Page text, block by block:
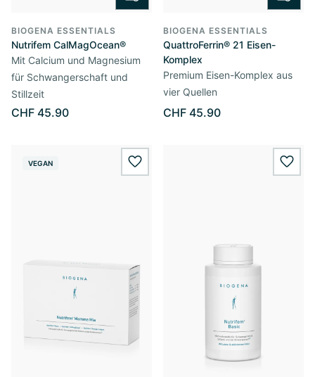
BIOGENA ESSENTIALS
Nutrifem CalMagOcean®
Mit Calcium und Magnesium
für Schwangerschaft und
Stillzeit
CHF 45.90
BIOGENA ESSENTIALS
QuattroFerrin® 21 Eisen-
Komplex
Premium Eisen-Komplex aus
vier Quellen
CHF 45.90
VEGAN wishlist.add